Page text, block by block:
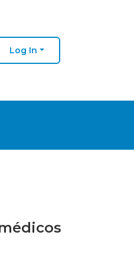
Log In